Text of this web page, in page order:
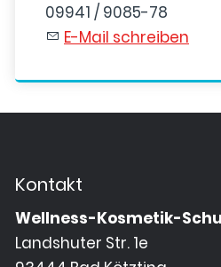
09941 / 9085-78
E-Mail schreiben
Kontakt
Wellness-Kosmetik-
Landshuter Str. 1e